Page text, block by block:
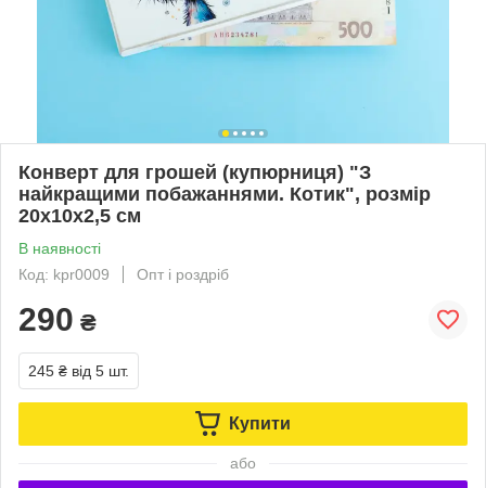
Конверт для грошей (купюрниця) "З
найкращими побажаннями. Котик", розмір
20х10х2,5 см
В наявності
Код: kpr0009
Опт і роздріб
290 ₴
245 ₴ від 5 шт.
Купити
або